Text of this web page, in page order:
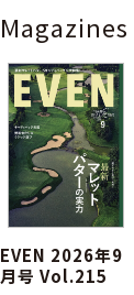
EVEN 2026年9
月号 Vol.215